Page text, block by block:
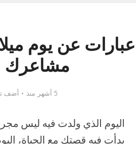
عبارات عن يوم
مشاعرك
5 أشهر منذ أضف
اليوم الذي ولدت فيه ليس
بدأت فيه قصتك مع الحياة،